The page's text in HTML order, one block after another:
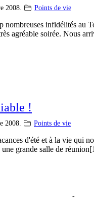
2008. Points de vie
nombreuses infidélités au
agréable soirée. Nous
!
2008. Points de vie
d'été et à la vie qui
une grande salle de
-